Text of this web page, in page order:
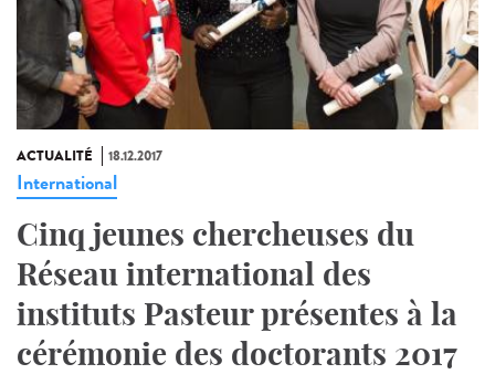
ACTUALITÉ 18.12.2017
International
Cinq jeunes chercheuses du
Réseau international des
instituts Pasteur présentes à la
cérémonie des doctorants 2017